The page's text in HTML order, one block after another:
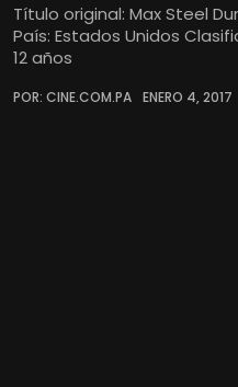
Título original: Max Steel
País: Estados Unidos
12 años
POR: CINE.COM.PA ENERO 4, 2017